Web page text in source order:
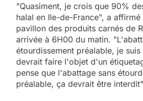
"Quasiment, je crois que 90%
halal en Ile-de-France", a affirmé
pavillon des produits carnés de
arrivée à 6H00 du matin.
étourdissement préalable, je
devrait faire l'objet d'un
pense que l'abattage sans
préalable, ça devrait être